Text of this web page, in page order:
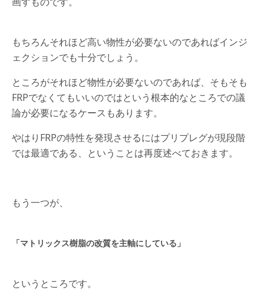
もちろんそれほど高い物性が必要ないのであればインジ
ェクションでも十分でしょう。
ところがそれほど物性が必要ないのであれば、そもそも
FRPでなくてもいいのではという根本的なところでの議
論が必要になるケースもあります。
やはりFRPの特性を発現させるにはプリプレグが現段階
では最適である、ということは再度述べておきます。
もう一つが、
「マトリックス樹脂の改質を主軸にしている」
というところです。